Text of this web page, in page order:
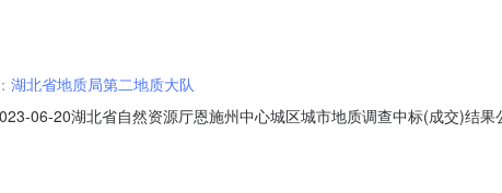
湖北省地质局第二地质大队
06-20湖北省自然资源厅恩施州中心城区城市地质调查中标(成交)结
质大队供应商地址：恩施市土桥大道10号中标（成交）金额：279.11(